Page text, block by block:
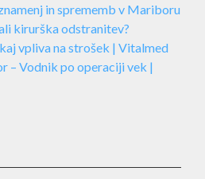
in sprememb v Mariboru
kirurška odstranitev?
vpliva na strošek | Vitalmed
– Vodnik po operaciji vek |